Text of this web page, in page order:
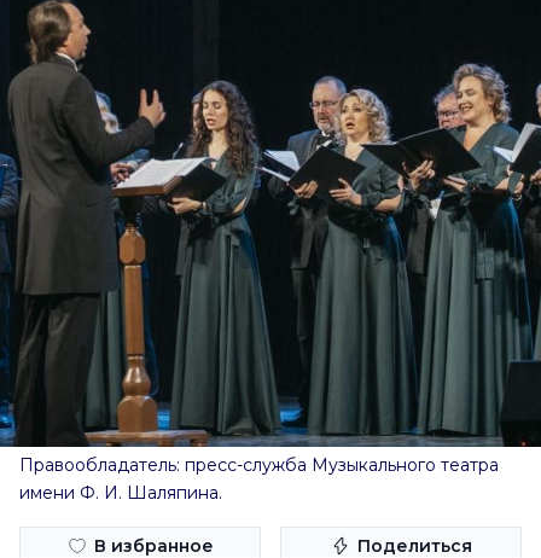
Правообладатель: пресс-служба Музыкального театра
имени Ф. И. Шаляпина.
В избранное Поделиться